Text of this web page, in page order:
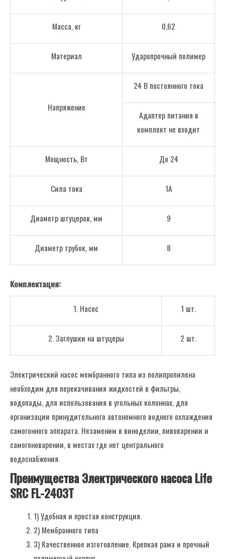
Масса, кг 0,62
Материал Ударопрочный полимер
Напряжение
24 В постоянного тока
Адаптер питания в
комплект не входит
Мощность, Вт До 24
Сила тока 1А
Диаметр штуцеров, мм 9
Диаметр трубок, мм 8
Комплектация:
1. Насос 1 шт.
2. Заглушки на штуцеры 2 шт.
Электрический насос мембранного типа из полипропилена
необходим для перекачивания жидкостей в фильтры,
водопады, для использования в угольных колоннах, для
организации принудительного автономного водного охлаждения
самогонного аппарата. Незаменим в виноделии, пивоварении и
самогоноварении, в местах где нет центрального
водоснабжения.
Преимущества Электрического насоса Life
SRC FL-2403T
1) Удобная и простая конструкция.
2) Мембранного типа
3) Качественное изготовление. Крепкая рама и прочный